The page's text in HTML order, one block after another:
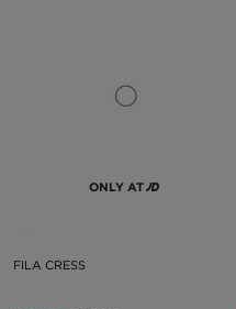
ONLY AT
FILA CRESS